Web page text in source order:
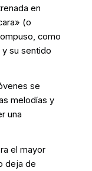
en
(o
como
su sentido
se
melodías y
una
el mayor
deja de